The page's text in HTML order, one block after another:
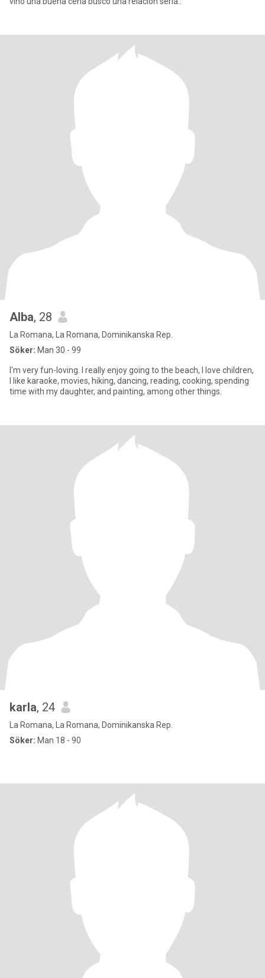
Alba, 28
La Romana, La Romana, Dominikanska Rep.
Söker: Man 30 - 99
I'm very fun-loving. I really enjoy going to the beach, I love children,
I like karaoke, movies, hiking, dancing, reading, cooking, spending
time with my daughter, and painting, among other things.
karla, 24
La Romana, La Romana, Dominikanska Rep.
Söker: Man 18 - 90